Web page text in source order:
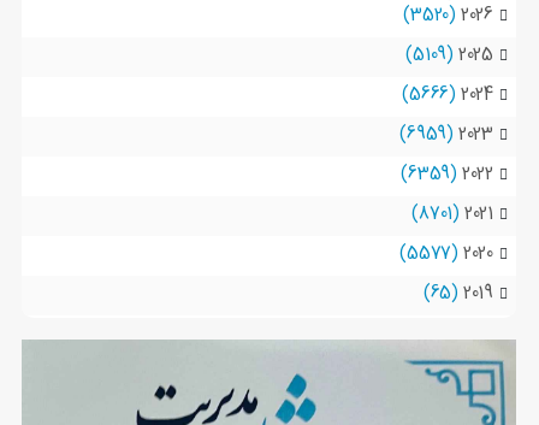
2026
(3520)
2025
(5109)
2024
(5666)
2023
(6959)
2022
(6359)
2021
(8701)
2020
(5577)
2019
(65)